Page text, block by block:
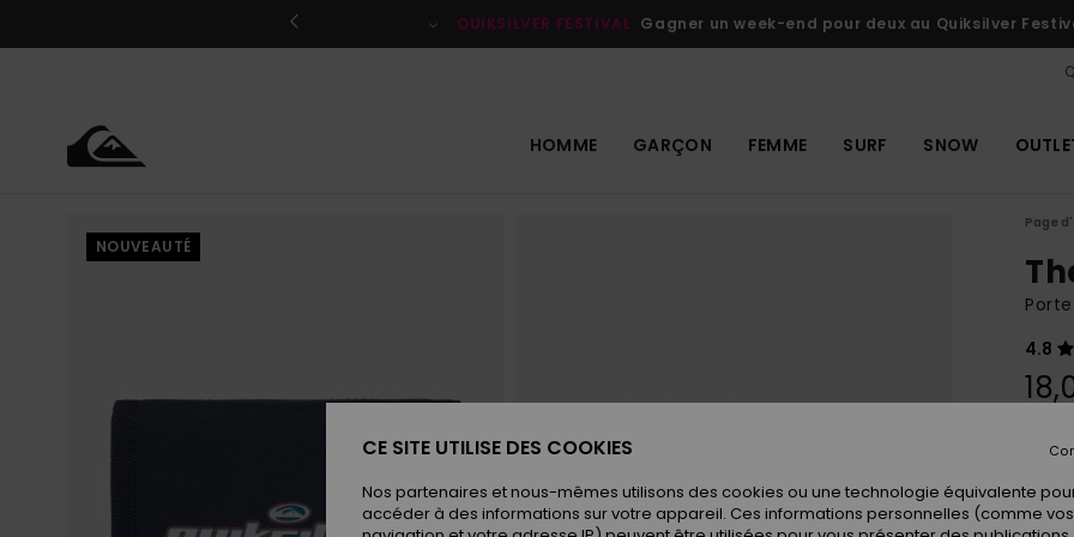
le
QUIKSILVER FESTIVAL Gagner un week-end pour deux au Quiksilver
HOMME GARÇON FEMME SURF SNOW
NOUVEAUTÉ
Page
4.8
CE SITE UTILISE DES COOKIES
Nos partenaires et nous-mêmes utilisons des cookies ou une technologie équivalente
accéder à des informations sur votre appareil. Ces informations personnelles (comme